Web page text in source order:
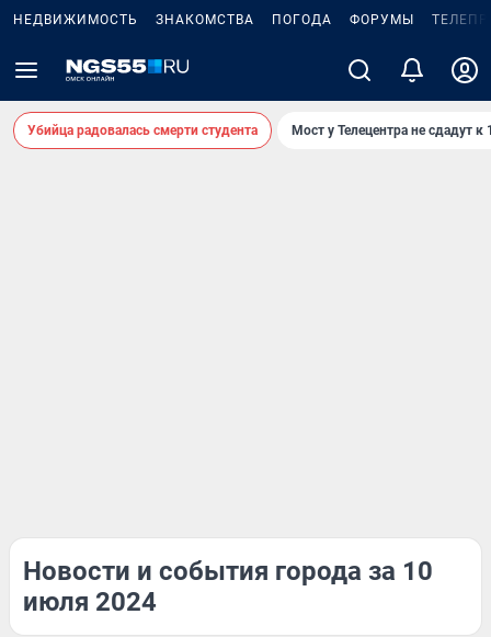
НЕДВИЖИМОСТЬ ЗНАКОМСТВА ПОГОДА ФОРУМЫ
Убийца радовалась смерти студента Мост у Телецентра не сдадут к
Новости и события города за 10
июля 2024